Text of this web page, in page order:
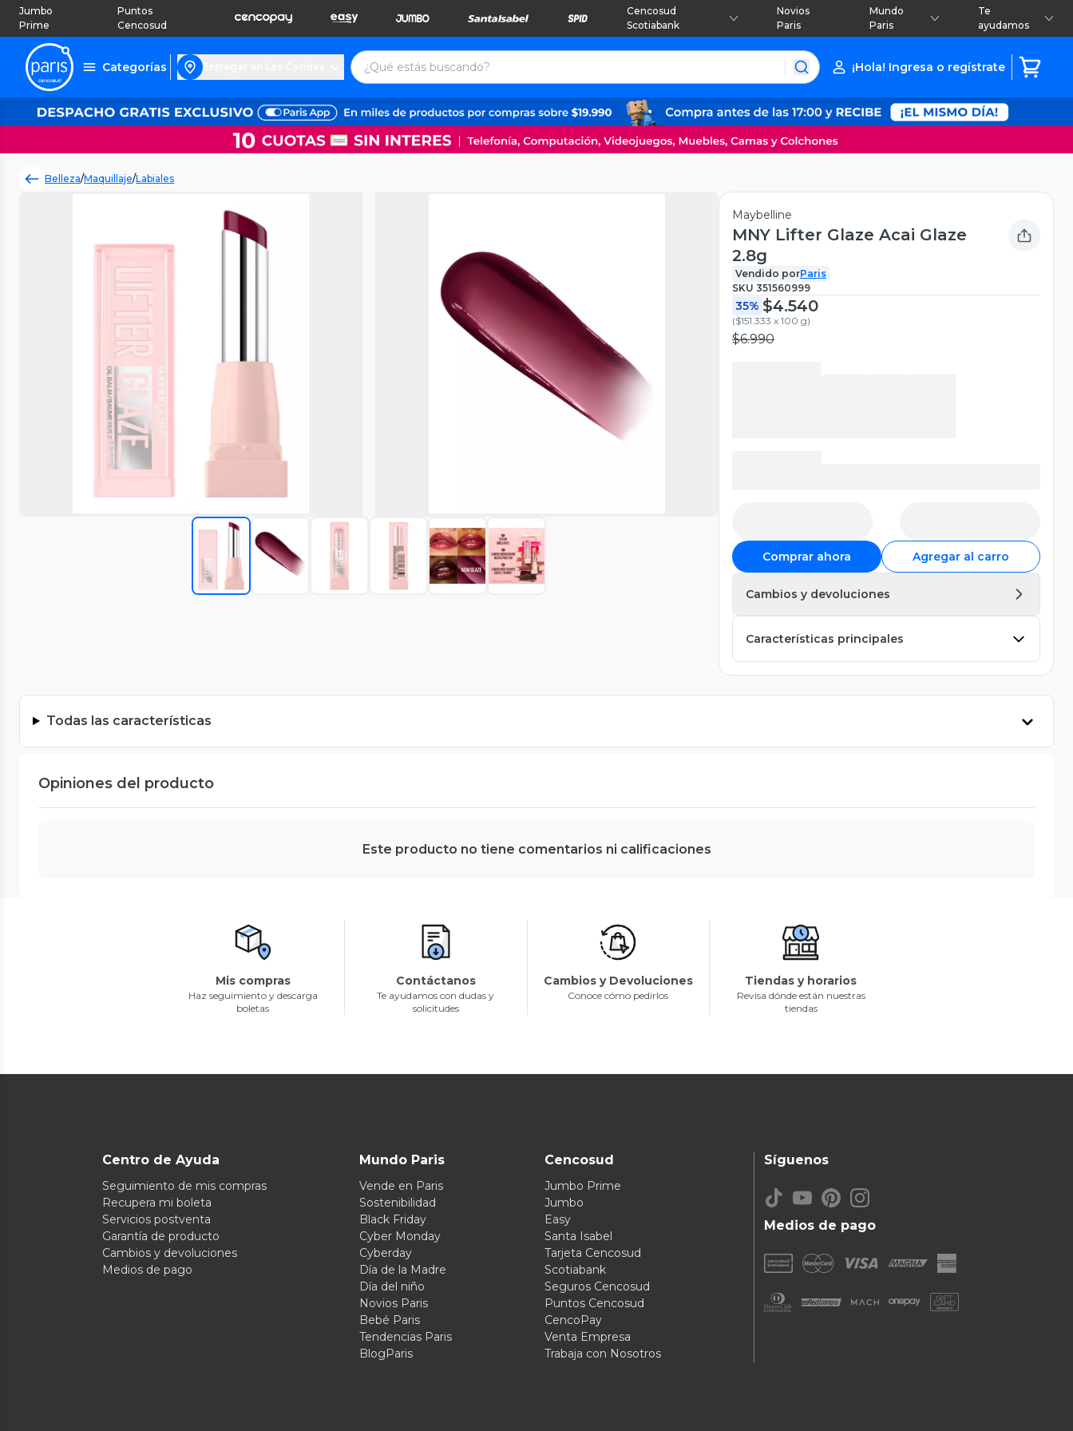
Jumbo
Prime
Puntos
Cencosud
Cencosud
Scotiabank
Novios
Paris
Mundo
Paris
Te
ayudamos
Categorías ¡Hola! Ingresa o regístrate
Belleza/Maquillaje/Labiales
Maybelline
MNY Lifter Glaze Acai Glaze
2.8g
Vendido porParis
SKU 351560999
35% $4.540
($151.333 x 100 g)
$6.990
Comprar ahora Agregar al carro
Cambios y devoluciones
Características principales
Todas las características
Opiniones del producto
Este producto no tiene comentarios ni calificaciones
Mis compras
Haz seguimiento y descarga
boletas
Contáctanos
Te ayudamos con dudas y
solicitudes
Cambios y Devoluciones
Conoce cómo pedirlos
Tiendas y horarios
Revisa dónde están nuestras
tiendas
Centro de Ayuda
Seguimiento de mis compras
Recupera mi boleta
Servicios postventa
Garantía de producto
Cambios y devoluciones
Medios de pago
Mundo Paris
Vende en Paris
Sostenibilidad
Black Friday
Cyber Monday
Cyberday
Día de la Madre
Día del niño
Novios Paris
Bebé Paris
Tendencias Paris
BlogParis
Cencosud
Jumbo Prime
Jumbo
Easy
Santa Isabel
Tarjeta Cencosud
Scotiabank
Seguros Cencosud
Puntos Cencosud
CencoPay
Venta Empresa
Trabaja con Nosotros
Medios de pago
Síguenos